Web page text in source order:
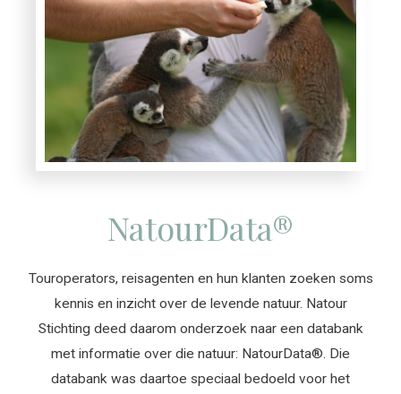
NatourData®
Touroperators, reisagenten en hun klanten zoeken soms
kennis en inzicht over de levende natuur. Natour
Stichting deed daarom onderzoek naar een databank
met informatie over die natuur: NatourData®. Die
databank was daartoe speciaal bedoeld voor het